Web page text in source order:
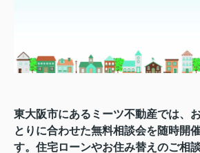
東大阪市にあるミーツ不動産では、
とりに合わせた無料相談会を随時開
す。住宅ローンやお住み替えのご相